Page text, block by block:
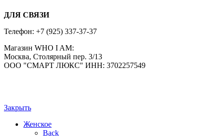
ДЛЯ СВЯЗИ
Телефон: +7 (925) 337-37-37
Магазин WHO I AM:
Москва, Столярный пер. 3/13
ООО "СМАРТ ЛЮКС" ИНН: 3702257549
Закрыть
Женское
Back